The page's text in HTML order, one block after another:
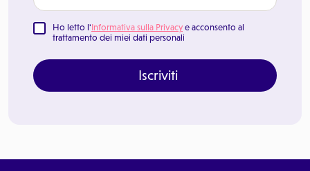
Ho letto l'Informativa sulla Privacy e acconsento al
trattamento dei miei dati personali
Iscriviti